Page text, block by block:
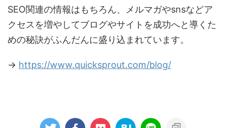
SEO関連の情報はもちろん、メルマガやsnsなどア
クセスを増やしてブログやサイトを成功へと導くた
めの秘訣がふんだんに盛り込まれています。
→ https://www.quicksprout.com/blog/